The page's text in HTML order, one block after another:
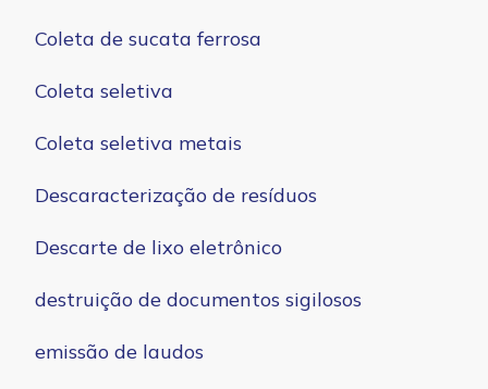
Coleta de sucata ferrosa
Coleta seletiva
Coleta seletiva metais
Descaracterização de resíduos
Descarte de lixo eletrônico
destruição de documentos sigilosos
emissão de laudos